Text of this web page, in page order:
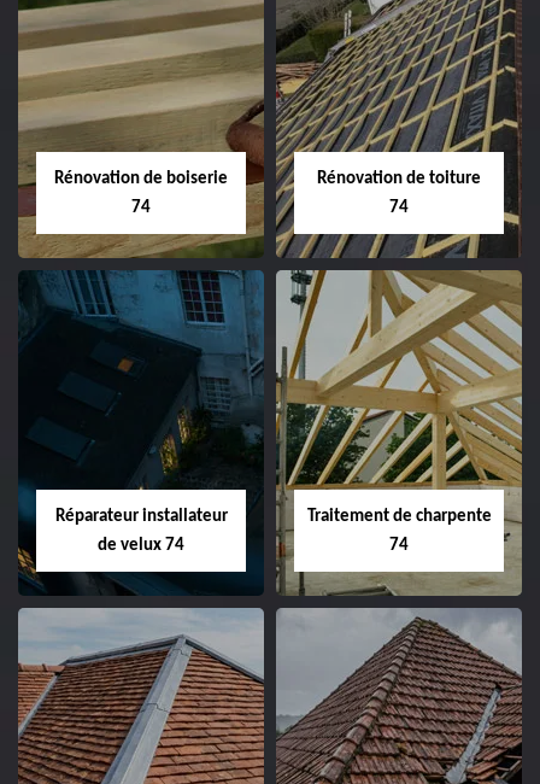
Rénovation de boiserie
74
Rénovation de toiture
74
Réparateur installateur
de velux 74
Traitement de charpente
74